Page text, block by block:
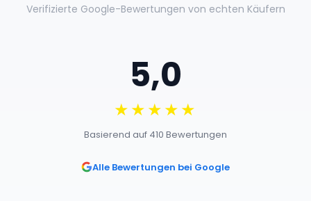
Verifizierte Google-Bewertungen von echten Käufern
5,0
★★★★★
Basierend auf 410 Bewertungen
Alle Bewertungen bei Google